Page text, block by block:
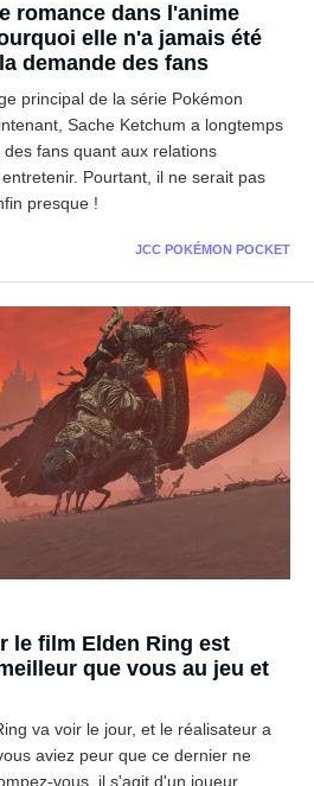
romance dans l'anime
elle n'a jamais été
demande des fans
principal de la série Pokémon
Sache Ketchum a longtemps
fans quant aux relations
Pourtant, il ne serait pas
presque !
JCC POKÉMON POCKET
le film Elden Ring est
que vous au jeu et
va voir le jour, et le réalisateur a
aviez peur que ce dernier ne
vous, il s'agit d'un joueur